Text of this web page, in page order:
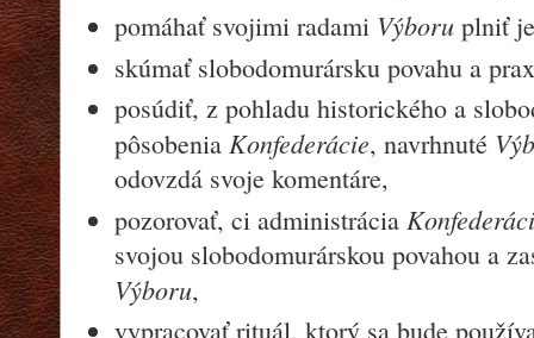
pomáhať svojimi radami Výboru plniť
skúmať slobodomurársku povahu a
posúdiť, z pohladu historického a
pôsobenia Konfederácie, navrhnuté
odovzdá svoje komentáre,
pozorovať, ci administrácia
svojou slobodomurárskou povahou a
Výboru,
vypracovať rituál, ktorý sa bude